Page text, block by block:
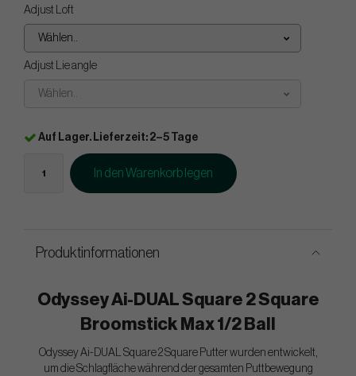
Adjust Loft
Wählen..
Adjust Lie angle
Wählen..
Auf Lager. Lieferzeit: 2–5 Tage
In den Warenkorb legen
Produktinformationen
Odyssey Ai-DUAL Square 2 Square
Broomstick Max 1/2 Ball
Odyssey Ai-DUAL Square 2 Square Putter wurden entwickelt,
um die Schlagfläche während der gesamten Puttbewegung